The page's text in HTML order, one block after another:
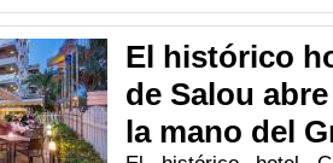
El histórico
de Salou
la mano del